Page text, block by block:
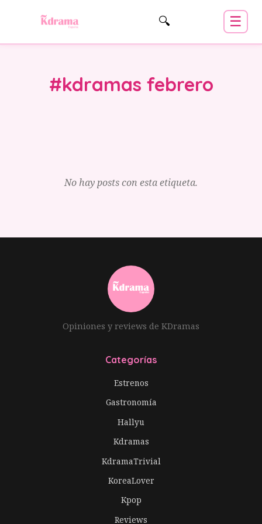
🔍 ☰
#kdramas febrero
No hay posts con esta etiqueta.
Opiniones y reviews de KDramas
Categorías
Estrenos
Gastronomía
Hallyu
Kdramas
KdramaTrivial
KoreaLover
Kpop
Reviews